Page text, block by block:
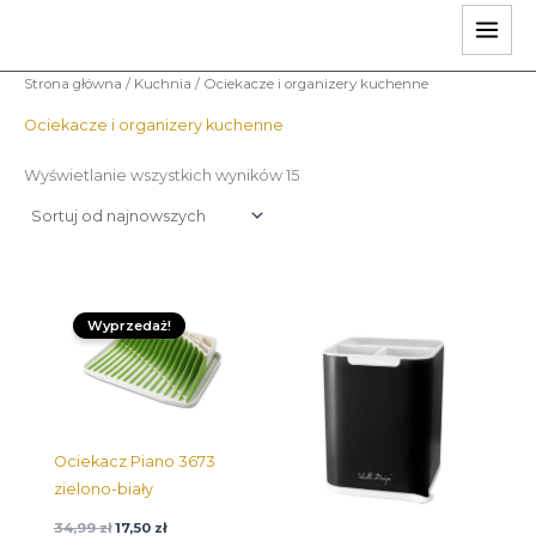
Strona główna / Kuchnia / Ociekacze i organizery kuchenne
Ociekacze i organizery kuchenne
Wyświetlanie wszystkich wyników 15
Wyprzedaż!
Ociekacz Piano 3673
zielono-biały
34,99zł
cena
wynosiła:
34,99 zł.
17,50 zł
cena:
17,50 zł.